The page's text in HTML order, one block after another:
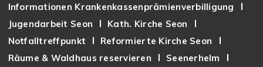
Informationen Krankenkassenprämienverbilligung
Jugendarbeit Seon
Kath. Kirche Seon
Notfalltreffpunkt
Reformierte Kirche Seon
Räume & Waldhaus reservieren
Seenerhelm